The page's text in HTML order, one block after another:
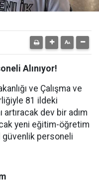
Alınıyor!
ve Çalışma ve
81 ildeki
artıracak dev bir adım
yeni eğitim-öğretim
güvenlik personeli